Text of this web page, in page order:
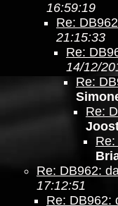
16:59:19
Re:
21:15:33
Re:
14/12/
Re:
Re:
Re: DB962:
17:12:51
Re: DB962: